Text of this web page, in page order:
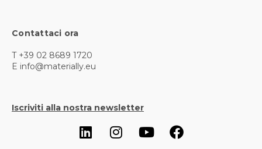
Contattaci ora
T +39 02 8689 1720
E info@materially.eu
Iscriviti alla nostra newsletter